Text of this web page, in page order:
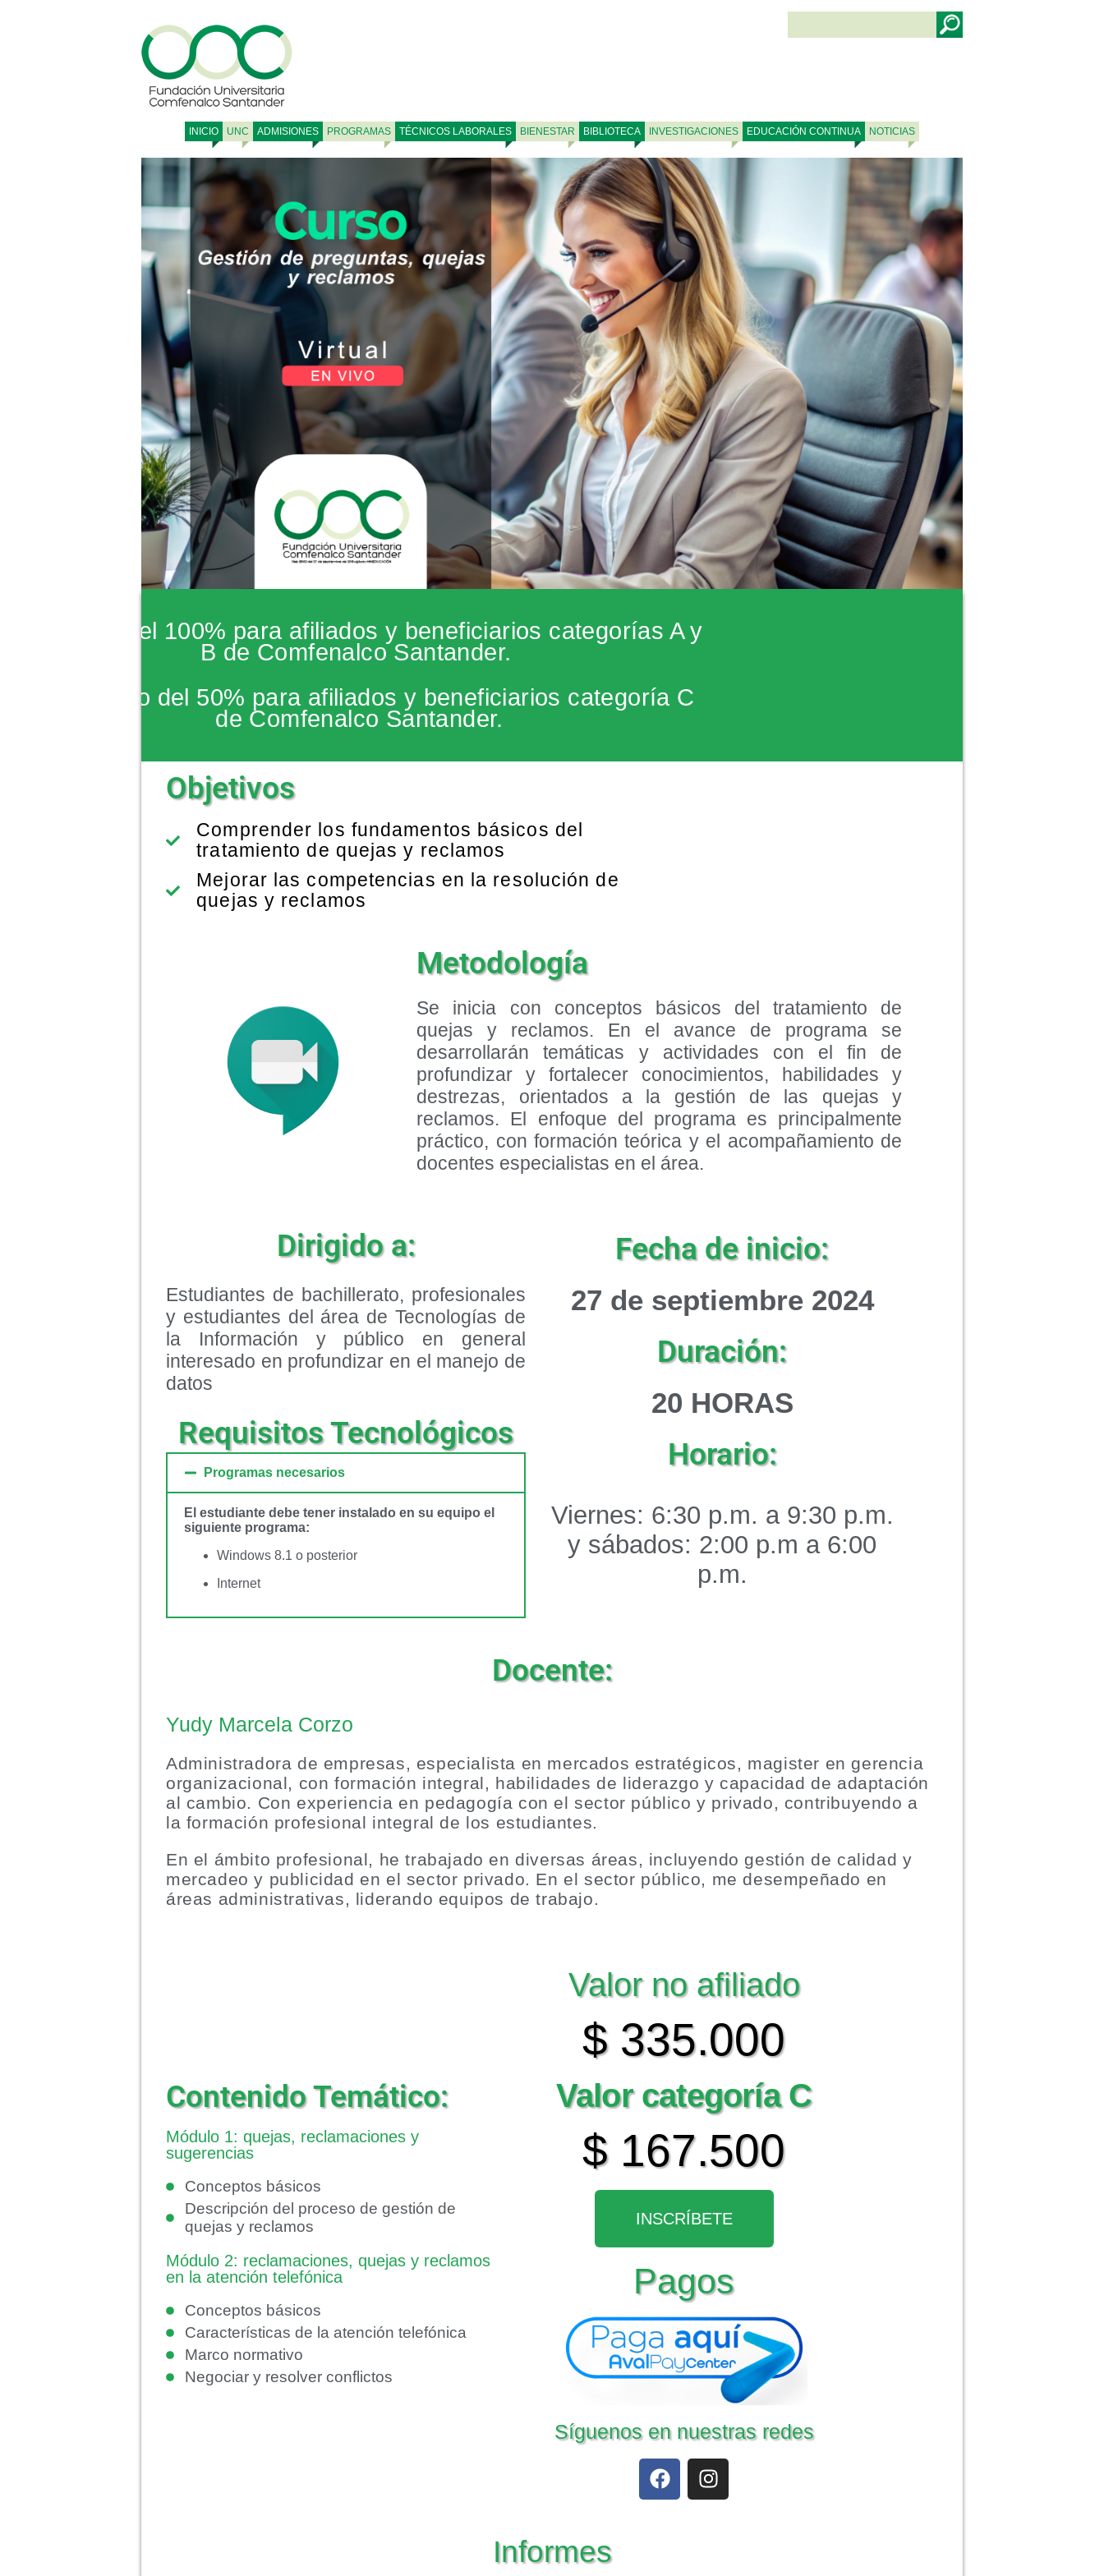
INICIO UNC ADMISIONES PROGRAMAS TÉCNICOS LABORALES BIENESTAR BIBLIOTECA INVESTIGACIONES EDUCACIÓN CONTINUA NOTICIAS
*Subsidio del 100% para afiliados y beneficiarios categorías A y
B de Comfenalco Santander.
*Descuento del 50% para afiliados y beneficiarios categoría C
de Comfenalco Santander.
Objetivos
Comprender los fundamentos básicos del
tratamiento de quejas y reclamos
Mejorar las competencias en la resolución de
quejas y reclamos
Metodología
Se inicia con conceptos básicos del tratamiento de
quejas y reclamos. En el avance de programa se
desarrollarán temáticas y actividades con el fin de
profundizar y fortalecer conocimientos, habilidades y
destrezas, orientados a la gestión de las quejas y
reclamos. El enfoque del programa es principalmente
práctico, con formación teórica y el acompañamiento de
docentes especialistas en el área.
Dirigido a:
Estudiantes de bachillerato, profesionales
y estudiantes del área de Tecnologías de
la Información y público en general
interesado en profundizar en el manejo de
datos
Requisitos Tecnológicos
Programas necesarios
El estudiante debe tener instalado en su equipo el
siguiente programa:
Windows 8.1 o posterior
Internet
Fecha de inicio:
27 de septiembre 2024
Duración:
20 HORAS
Horario:
Viernes: 6:30 p.m. a 9:30 p.m.
y sábados: 2:00 p.m a 6:00
p.m.
Docente:
Yudy Marcela Corzo
Administradora de empresas, especialista en mercados estratégicos, magister en gerencia
organizacional, con formación integral, habilidades de liderazgo y capacidad de adaptación
al cambio. Con experiencia en pedagogía con el sector público y privado, contribuyendo a
la formación profesional integral de los estudiantes.
En el ámbito profesional, he trabajado en diversas áreas, incluyendo gestión de calidad y
mercadeo y publicidad en el sector privado. En el sector público, me desempeñado en
áreas administrativas, liderando equipos de trabajo.
Contenido Temático:
Módulo 1: quejas, reclamaciones y
sugerencias
Conceptos básicos
Descripción del proceso de gestión de
quejas y reclamos
Módulo 2: reclamaciones, quejas y reclamos
en la atención telefónica
Conceptos básicos
Características de la atención telefónica
Marco normativo
Negociar y resolver conflictos
Valor no afiliado
$ 335.000
Valor categoría C
$ 167.500
INSCRÍBETE
Pagos
Síguenos en nuestras redes
Informes